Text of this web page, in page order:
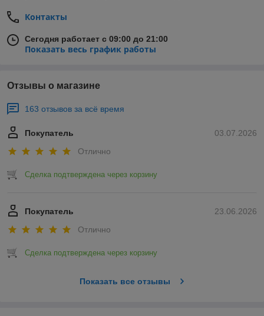
Контакты
Сегодня работает с 09:00 до 21:00
Показать весь график работы
Отзывы о магазине
163 отзывов за всё время
03.07.2026
Покупатель
Отлично
Сделка подтверждена через корзину
23.06.2026
Покупатель
Отлично
Сделка подтверждена через корзину
Показать все отзывы